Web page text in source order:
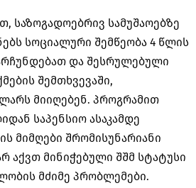
საზოგადოებრივ სამუშაოებზე
სოციალური შემწეობა 4 წლის
და შესრულებული
შემთხვევაში,
მიიღებენ. პროგრამით
საპენსიო ასაკამდე
მიმღები შრომისუნარიანი
აქვთ მინიჭებული შშმ სტატუსი
მძიმე პრობლემები.